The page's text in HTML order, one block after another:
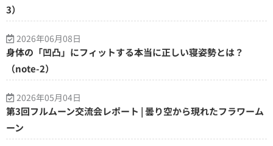
3）
2026年06月08日
身体の「凹凸」にフィットする本当に正しい寝姿勢とは？
（note-2）
2026年05月04日
第3回フルムーン交流会レポート | 曇り空から現れたフラワーム
ーン